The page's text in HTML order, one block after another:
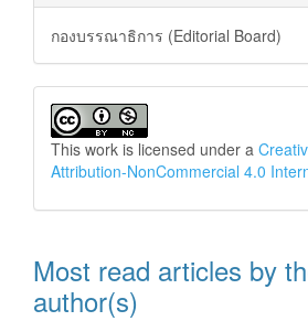
กองบรรณาธิการ (Editorial Board)
This work is licensed under a
Attribution-NonCommercial 4.0
Most read articles by
author(s)